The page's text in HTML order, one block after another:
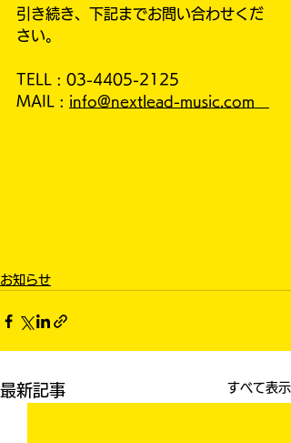
引き続き、下記までお問い合わせくだ
さい。
TELL : 03-4405-2125
MAIL : info@nextlead-music.com
お知らせ
最新記事 すべて表示